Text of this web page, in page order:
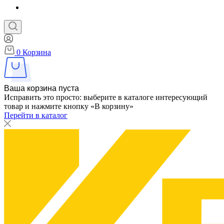
0 Корзина
Ваша корзина пуста
Исправить это просто: выберите в каталоге интересующий
товар и нажмите кнопку «В корзину»
Перейти в каталог